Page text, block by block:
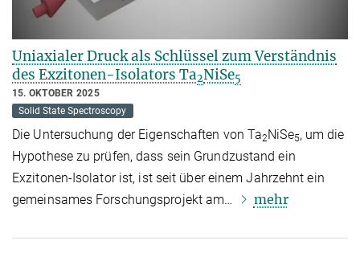
Uniaxialer Druck als Schlüssel zum Verständnis
des Exzitonen-Isolators Ta2NiSe5
15. OKTOBER 2025
Solid State Spectroscopy
Die Untersuchung der Eigenschaften von Ta2NiSe5, um die
Hypothese zu prüfen, dass sein Grundzustand ein
Exzitonen-Isolator ist, ist seit über einem Jahrzehnt ein
gemeinsames Forschungsprojekt am…
mehr